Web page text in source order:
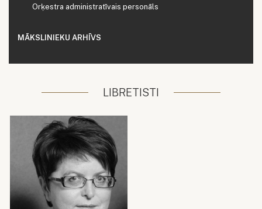
Orķestra administratīvais personāls
MĀKSLINIEKU ARHĪVS
LIBRETISTI